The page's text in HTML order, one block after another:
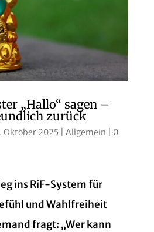
„Hallo“ sagen –
zurück
Oktober 2025| Allgemein
0
ins RiF‑System für
und Wahlfreiheit
fragt: „Wer kann